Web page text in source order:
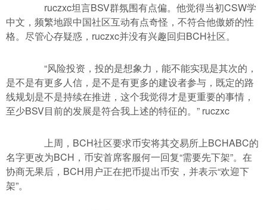
ruczxc坦言BSV群氛围有点偏。他觉得当初CSW学
中文，频繁地跟中国社区互动有点奇怪，不符合他傲娇的性
格。尽管心存疑惑，ruczxc并没有兴趣回归BCH社区。
“风险投资，投的是想象力，能不能实现是其次的，
是不是有更多人信，是不是有更多的建设者参与，既定的路
线规划是不是持续在推进，这个我觉得才是更重要的事情，
至少BSV目前的发展是符合我上述的特征的。” ruczxc
上周，BCH社区要求币安将其交易所上BCHABC的
名字更改为BCH，币安首席客服何一回复“需要先下架”。在
协商无果后，BCH用户正在把币提出币安，并表示“欢迎下
架”。